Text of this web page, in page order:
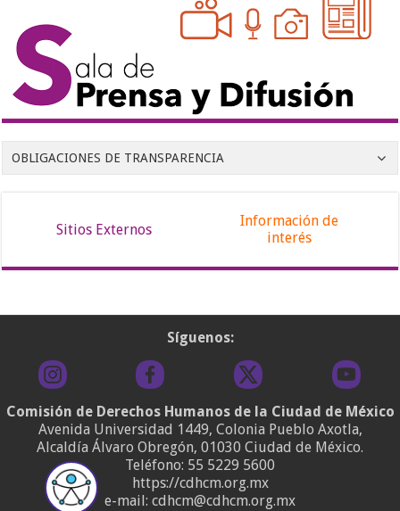
OBLIGACIONES DE TRANSPARENCIA
Sitios Externos
Información de
interés
Síguenos:
Comisión de Derechos Humanos de la Ciudad de México
Avenida Universidad 1449, Colonia Pueblo Axotla,
Alcaldía Álvaro Obregón, 01030 Ciudad de México.
Teléfono: 55 5229 5600
https://cdhcm.org.mx
e-mail: cdhcm@cdhcm.org.mx